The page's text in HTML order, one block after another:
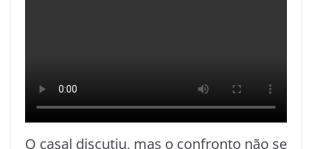
O casal discutiu, mas o confronto não se